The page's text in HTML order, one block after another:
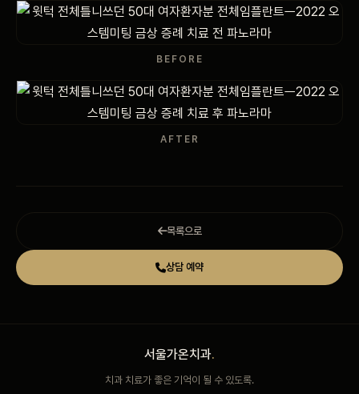
BEFORE
AFTER
목록으로
상담 예약
서울가온치과.
치과 치료가 좋은 기억이 될 수 있도록.